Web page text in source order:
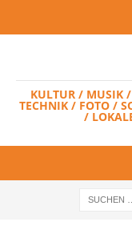
KULTUR / MUSIK
TECHNIK / FOTO /
/